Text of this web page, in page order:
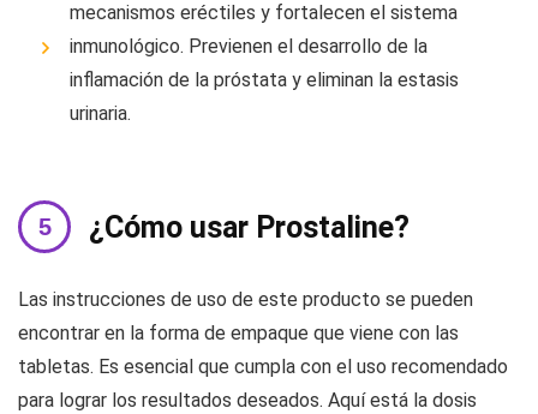
mecanismos eréctiles y fortalecen el sistema
inmunológico. Previenen el desarrollo de la
inflamación de la próstata y eliminan la estasis
urinaria.
¿Cómo usar Prostaline?
Las instrucciones de uso de este producto se pueden
encontrar en la forma de empaque que viene con las
tabletas. Es esencial que cumpla con el uso recomendado
para lograr los resultados deseados. Aquí está la dosis